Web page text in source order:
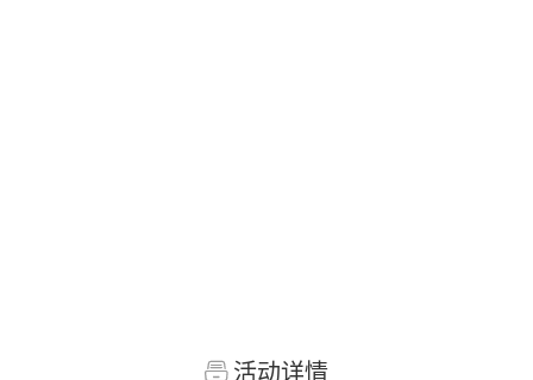
活动详情